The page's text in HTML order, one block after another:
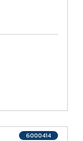
6000414